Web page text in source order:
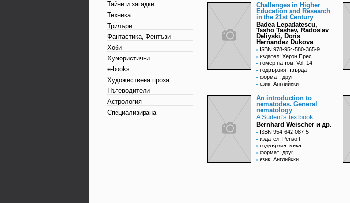
Тайни и загадки
Техника
Трилъри
Фантастика, Фентъзи
Хоби
Хумористични
e-books
Художествена проза
Пътеводители
Астрология
Специализирана
Challenges in Higher
Education and Research
in the 21st Century
Badea Lepadatescu,
Tasho Tashev, Radoslav
Deliyski, Doris
Hernandez Dukova
ISBN 978-954-580-365-9
издател: Херон Прес
номер на том: Vol. 14
подвързия: твърда
формат: друг
език: Английски
An introduction to
nematodes. General
nematology
A Sudent's textbook
Bernhard Weischer и др.
ISBN 954-642-087-5
издател: Pensoft
подвързия: мека
формат: друг
език: Английски